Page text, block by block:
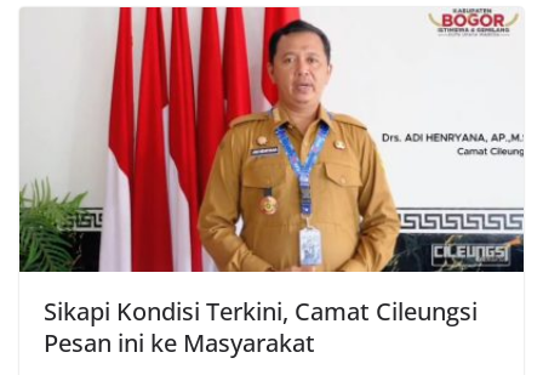
Sikapi Kondisi Terkini, Camat Cileungsi
Pesan ini ke Masyarakat